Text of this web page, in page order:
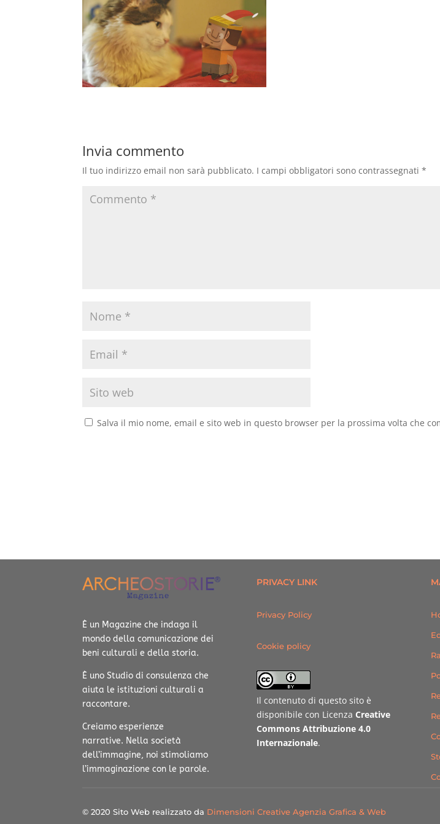
Invia commento
Il tuo indirizzo email non sarà pubblicato. I campi obbligatori sono contrassegnati*
Salva il mio nome, email e sito web in questo browser per la prossima volta che
È un Magazine che indaga il
mondo della comunicazione dei
beni culturali e della storia.
È uno Studio di consulenza che
aiuta le istituzioni culturali a
raccontare.
Creiamo esperienze
narrative. Nella società
dell’immagine, noi stimoliamo
l’immaginazione con le parole.
PRIVACY LINK
Privacy Policy
Cookie policy
Il contenuto di questo sito è
disponibile con Licenza Creative
Commons Attribuzione 4.0
Internazionale.
© 2020 Sito Web realizzato da Dimensioni Creative Agenzia Grafica & Web